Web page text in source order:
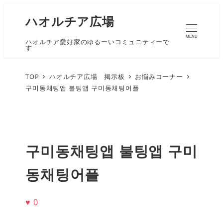
ハオルチア広場
ハオルチア愛好家のゆるーいコミュニティーで
す
MENU
TOP ハオルチア広場 掲示板
お悩みコーナー
구미동채팅앱 불팅앱 구미동채팅어플
구미동채팅앱 불팅앱 구미
동채팅어플
♥ 0